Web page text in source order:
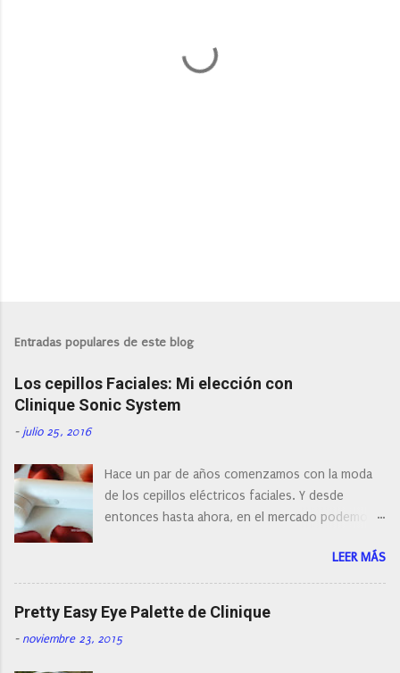
l
a
r
n
o
m
e
n
t
a
o
Entradas populares de este blog
Los cepillos Faciales: Mi elección con
Clinique Sonic System
- julio 25, 2016
Hace un par de años comenzamos con la moda
de los cepillos eléctricos faciales. Y desde
entonces hasta ahora, en el mercado podemos
con diferentes características, a pilas, a batería,
cepillos de rotación o de oscilación... y
naturalmente de todos los precios. Existe en la
actualidad tal variedad, que antes de hacer la
compra debemos de hacernos unas preguntas:
LEER MÁS
Pretty Easy Eye Palette de Clinique
- noviembre 23, 2015